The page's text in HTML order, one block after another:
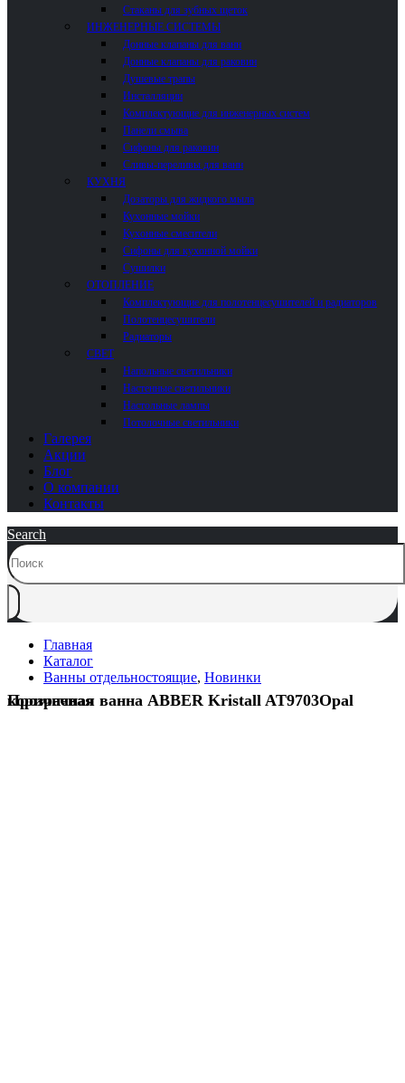
Стаканы для зубных щеток
ИНЖЕНЕРНЫЕ СИСТЕМЫ
Донные клапаны для ванн
Донные клапаны для раковин
Душевые трапы
Инсталляции
Комплектующие для инженерных систем
Панели смыва
Сифоны для раковин
Сливы-переливы для ванн
КУХНЯ
Дозаторы для жидкого мыла
Кухонные мойки
Кухонные смесители
Сифоны для кухонной мойки
Сушилки
ОТОПЛЕНИЕ
Комплектующие для полотенцесушителей и радиаторов
Полотенцесушители
Радиаторы
СВЕТ
Напольные светильники
Настенные светильники
Настольные лампы
Потолочные светильники
Галерея
Акции
Блог
О компании
Контакты
Search
Главная
Каталог
Ванны отдельностоящие, Новинки
Прозрачная ванна ABBER Kristall AT9703Opal коричневая